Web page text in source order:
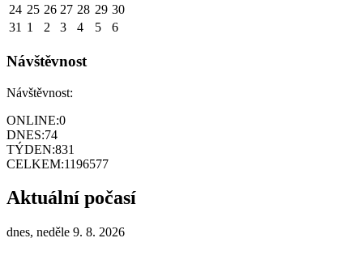
24 25 26 27 28 29 30
31 1 2 3 4 5 6
Návštěvnost
Návštěvnost:
ONLINE:0
DNES:74
TÝDEN:831
CELKEM:1196577
Aktuální počasí
dnes, neděle 9. 8. 2026